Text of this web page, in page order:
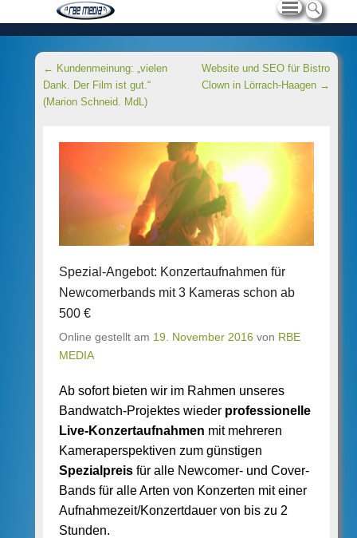
Beitragsnavigation
← Kundenmeinung: „vielen
Dank. Der Film ist gut.“
(Marion Schneid. MdL)
Website und SEO für Bistro
Clown in Lörrach-Haagen →
Spezial-Angebot: Konzertaufnahmen für
Newcomerbands mit 3 Kameras schon ab
500 €
Online gestellt am 19. November 2016 von RBE
MEDIA
Ab sofort bieten wir im Rahmen unseres
Bandwatch-Projektes wieder professionelle
Live-Konzertaufnahmen mit mehreren
Kameraperspektiven zum günstigen
Spezialpreis für alle Newcomer- und Cover-
Bands für alle Arten von Konzerten mit einer
Aufnahmezeit/Konzertdauer von bis zu 2
Stunden.